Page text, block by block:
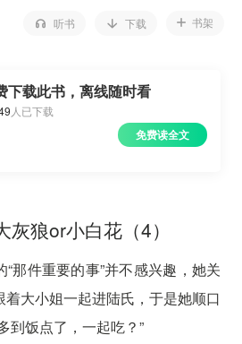
听书 下载 书架
下载此书，离线随时看
人已下载
免费读全文
灰狼or小白花（4）
那件重要的事”并不感兴趣，她关
大小姐一起进陆氏，于是她顺口
到饭点了，一起吃？”